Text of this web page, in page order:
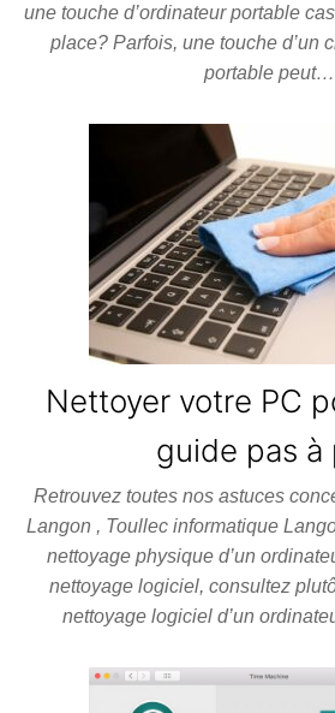
une touche d’ordinateur portable
place? Parfois, une touche d’un
portable peut…
Nettoyer votre PC
guide pas à
Retrouvez toutes nos astuces
Langon , Toullec informatique
nettoyage physique d’un
nettoyage logiciel, consultez
nettoyage logiciel d’un